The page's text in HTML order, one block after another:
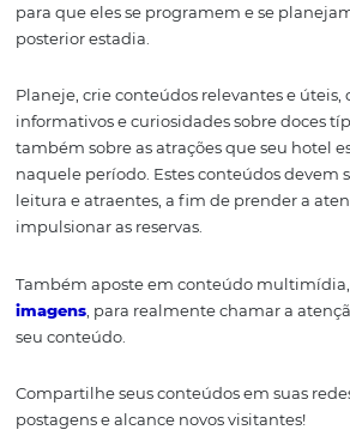
Use o
Conteúdo
impulsionar
O marketing de conteúdo é uma